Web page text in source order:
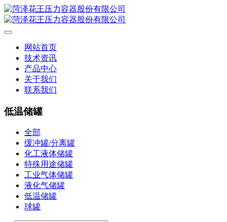
网站首页
技术资讯
产品中心
关于我们
联系我们
低温储罐
全部
缓冲罐/分离罐
化工液体储罐
特殊用途储罐
工业气体储罐
液化气储罐
低温储罐
球罐